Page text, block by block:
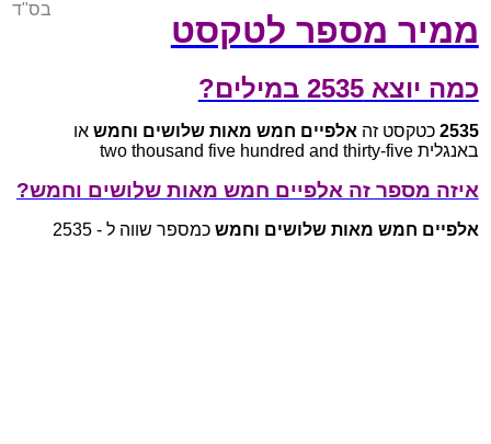
ממיר מספר לטקסט
בס"ד
כמה יוצא 2535 במילים?
2535 כטקסט זה אלפיים חמש מאות שלושים וחמש או
באנגלית two thousand five hundred and thirty-five
איזה מספר זה אלפיים חמש מאות שלושים וחמש?
אלפיים חמש מאות שלושים וחמש כמספר שווה ל - 2535